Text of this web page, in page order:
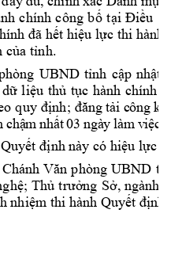
chính công bố tại Điều
đã hết hiệu lực thi hành
của tỉnh.
UBND tỉnh cập nhật,
dữ liệu thủ tục hành chính
quy định; đăng tải công k
chậm nhất03 ngày làm việc
Quyết định này có hiệu lực
Chánh Văn phòng UBND
; Thủ trưởng Sở, ngành;
nhiệm thi hành Quyết định